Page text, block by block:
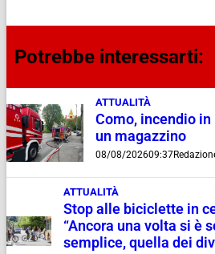
Potrebbe interessarti:
ATTUALITÀ
Como, incendio
un magazzino
08/08/202609:37
ATTUALITÀ
Stop alle biciclette in
“Ancora una volta si è
semplice, quella dei